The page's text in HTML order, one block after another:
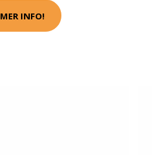
MER INFO!